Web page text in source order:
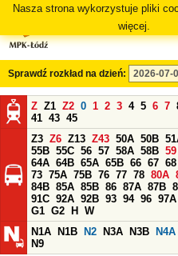
Nasza strona wykorzystuje pliki
więcej.
Sprawdź rozkład na dzień:
Z Z1 Z2 0 1 2 3 4 5 6 7
41 43 45
Z3 Z6 Z13 Z43 50A 50B
55B 55C 56 57 58A 58B 59
64A 64B 65A 65B 66 67 68
73 75A 75B 76 77 78 80A
84B 85A 85B 86 87A 87B
91C 92A 92B 93 94 96 97A
G1 G2 H
W
N1A
N1B N2 N3A N3B N4A
N9